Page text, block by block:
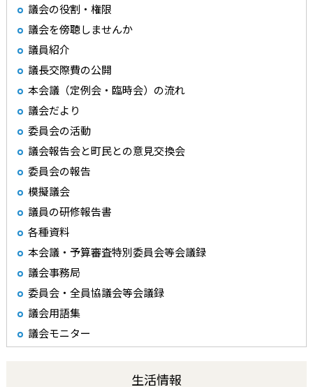
議会の役割・権限
議会を傍聴しませんか
議員紹介
議長交際費の公開
本会議（定例会・臨時会）の流れ
議会だより
委員会の活動
議会報告会と町民との意見交換会
委員会の報告
模擬議会
議員の研修報告書
各種資料
本会議・予算審査特別委員会等会議録
議会事務局
委員会・全員協議会等会議録
議会用語集
議会モニター
生活情報